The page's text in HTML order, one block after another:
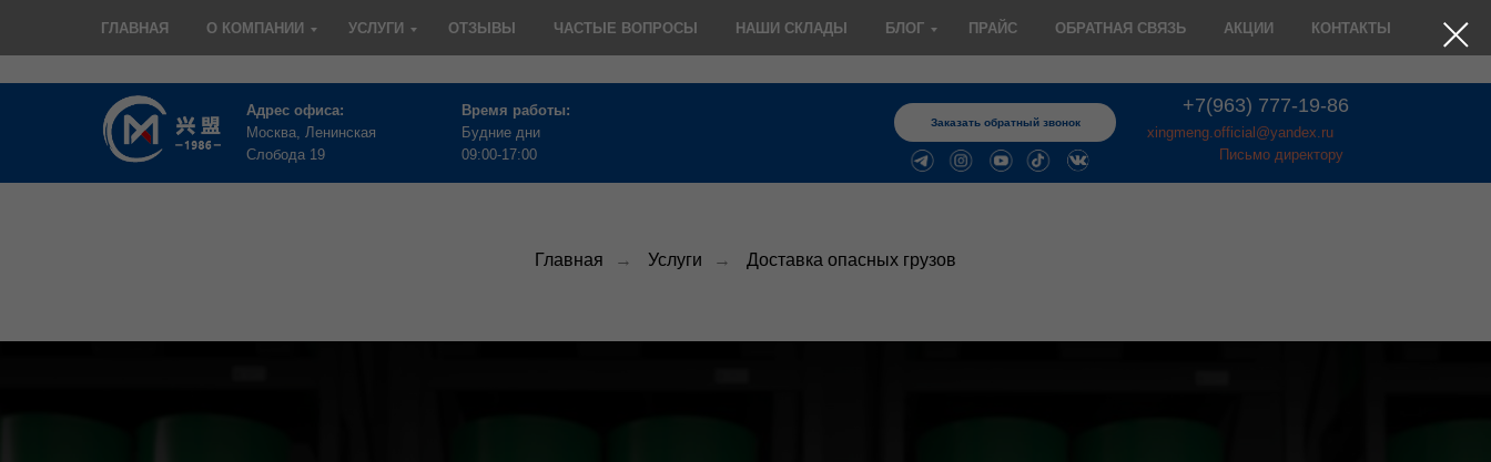
Письмо директору
Время работы:
Будние дни
09:00-17:00
Адрес офиса:
Москва, Ленинская
Слобода 19
xingmeng.official@yandex.ru
+7(963) 777-19-86
Заказать обратный звонок
ГЛАВНАЯ О КОМПАНИИ УСЛУГИ ОТЗЫВЫ ЧАСТЫЕ ВОПРОСЫ НАШИ СКЛАДЫ БЛОГ ПРАЙС ОБРАТНАЯ СВЯЗЬ АКЦИИ КОНТАКТЫ
Главная → Услуги → Доставка опасных грузов